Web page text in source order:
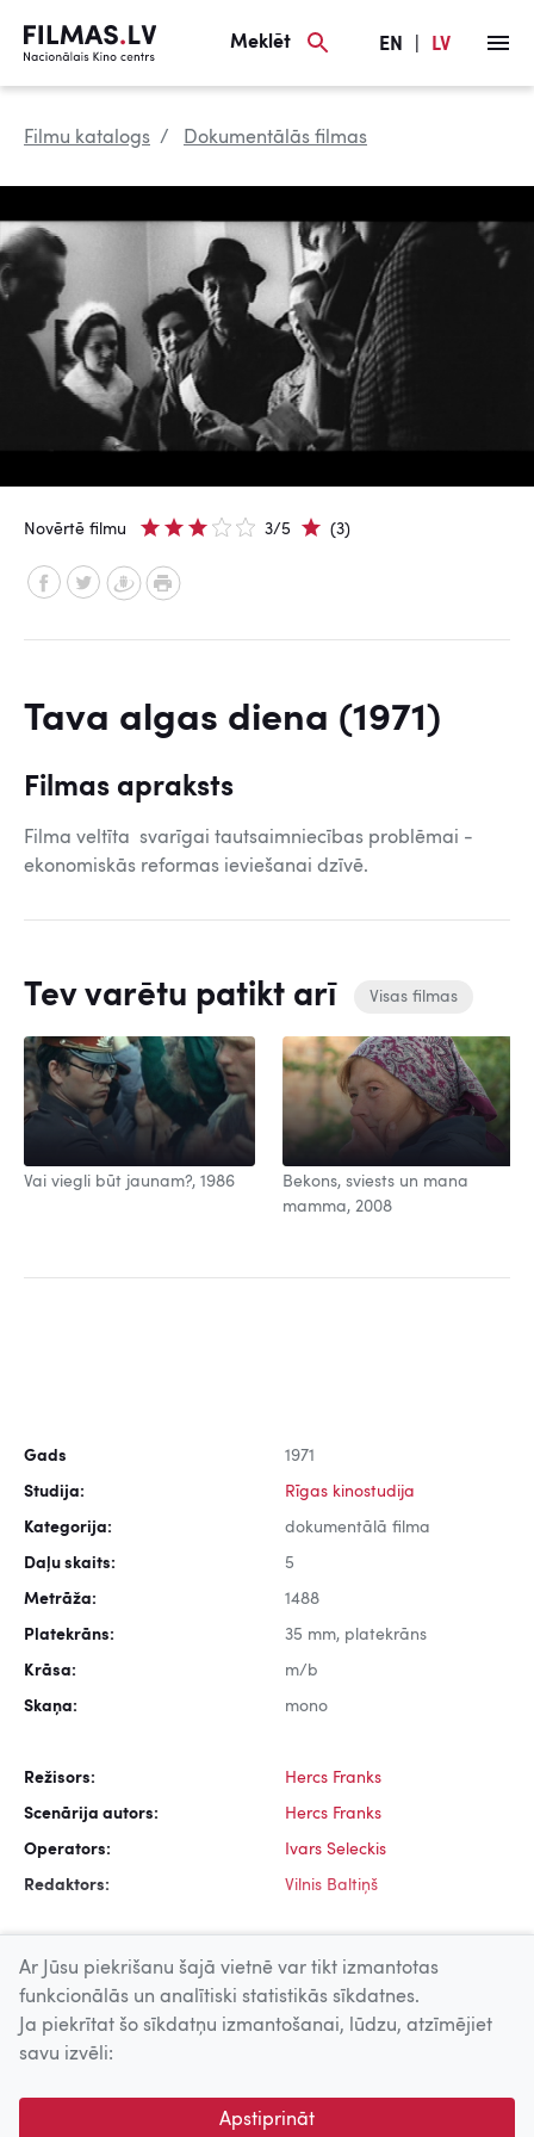
Meklēt EN LV
Filmu katalogs Dokumentālās filmas
Novērtē filmu 3/5 (3)
Tava algas diena (1971)
Filmas apraksts
Filma veltīta svarīgai tautsaimniecības problēmai -
ekonomiskās reformas ieviešanai dzīvē.
Tev varētu patikt arī Visas filmas
Vai viegli būt jaunam?, 1986
Bekons, sviests un mana
mamma, 2008
Gads 1971
Studija: Rīgas kinostudija
Kategorija: dokumentālā filma
Daļu skaits: 5
Metrāža: 1488
Platekrāns: 35 mm, platekrāns
Krāsa: m/b
Skaņa: mono
Režisors: Hercs Franks
Scenārija autors: Hercs Franks
Operators: Ivars Seleckis
Redaktors: Vilnis Baltiņš
Uz augšu
© 2026 Nacionālais Kino centrs, Kultūras informācijas sistēmu
centrs. Sadarbības partneris: Latvijas Valsts
Ar Jūsu piekrišanu šajā vietnē var tikt izmantotas
funkcionālās un analītiski statistikās sīkdatnes.
Ja piekrītat šo sīkdatņu izmantošanai, lūdzu, atzīmējiet
savu izvēli:
Apstiprināt